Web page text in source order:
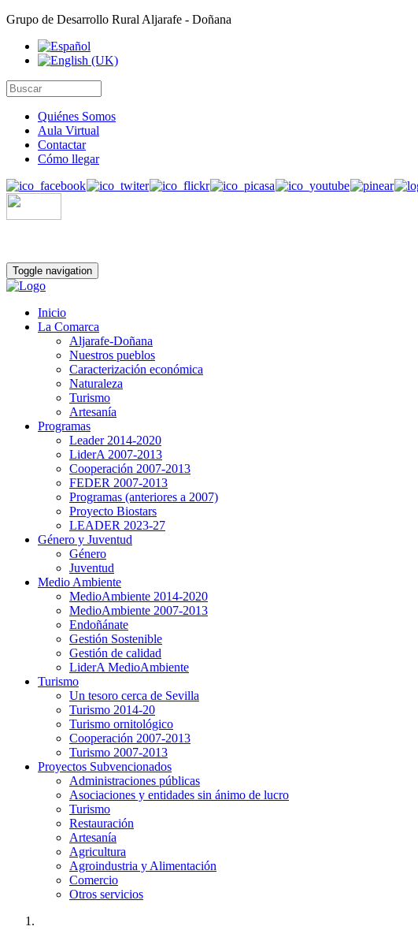
Grupo de Desarrollo Rural Aljarafe - Doñana
Quiénes Somos
Aula Virtual
Contactar
Cómo llegar
Toggle navigation
Inicio
La Comarca
Aljarafe-Doñana
Nuestros pueblos
Caracterización económica
Naturaleza
Turismo
Artesanía
Programas
Leader 2014-2020
LiderA 2007-2013
Cooperación 2007-2013
FEDER 2007-2013
Programas (anteriores a 2007)
Proyecto Biostars
LEADER 2023-27
Género y Juventud
Género
Juventud
Medio Ambiente
MedioAmbiente 2014-2020
MedioAmbiente 2007-2013
Endoñánate
Gestión Sostenible
Gestión de calidad
LiderA MedioAmbiente
Turismo
Un tesoro cerca de Sevilla
Turismo 2014-20
Turismo ornitológico
Cooperación 2007-2013
Turismo 2007-2013
Proyectos Subvencionados
Administraciones públicas
Asociaciones y entidades sin ánimo de lucro
Turismo
Restauración
Artesanía
Agricultura
Agroindustria y Alimentación
Comercio
Otros servicios